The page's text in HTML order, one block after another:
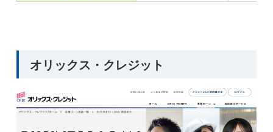
オリックス・クレジット